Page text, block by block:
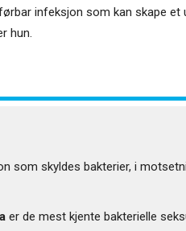
infeksjon som kan skape
hun.
som skyldes bakterier, i
er de mest kjente bakterielle